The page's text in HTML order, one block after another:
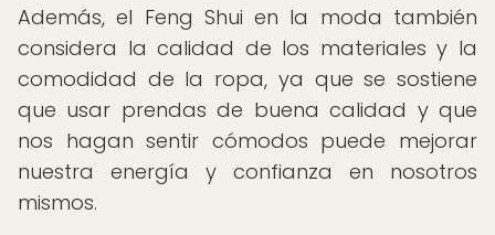
Además, el Feng Shui en la moda también
considera la calidad de los materiales y la
comodidad de la ropa, ya que se sostiene
que usar prendas de buena calidad y que
nos hagan sentir cómodos puede mejorar
nuestra energía y confianza en nosotros
mismos.